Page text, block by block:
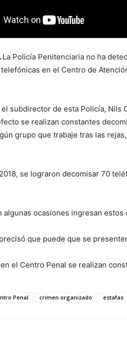
La Policía Penitenciaria no ha
en el Centro de
subdirector de esta Policía, Nils
se realizan constantes
grupo que trabaje tras las
se lograron decomisar 70
algunas ocasiones ingresan
que puede que se
el Centro Penal se realizan
Penal crimen organizado estafas